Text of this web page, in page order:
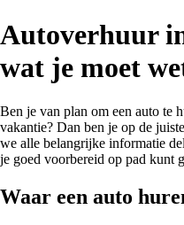
Autoverhuur
wat je moet
Ben je van plan om een auto te
vakantie? Dan ben je op de
we alle belangrijke informatie
je goed voorbereid op pad kunt
Waar een auto